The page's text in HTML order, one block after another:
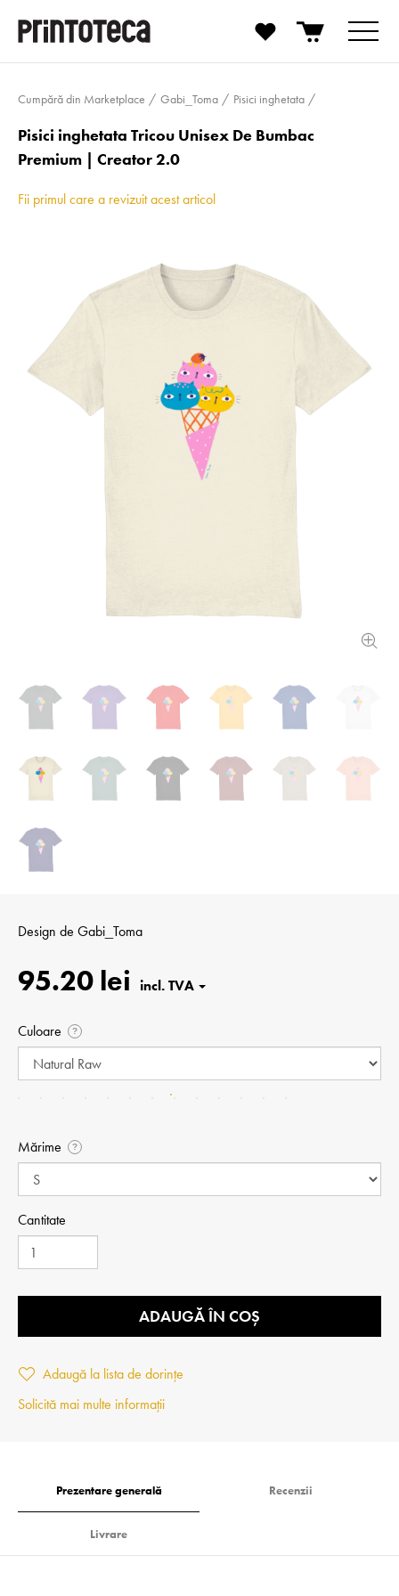
Cumpără din Marketplace Gabi_Toma Pisici inghetata
Pisici inghetata Tricou Unisex De Bumbac
Premium | Creator 2.0
Fii primul care a revizuit acest articol
Design de Gabi_Toma
95.20 lei
Culoare ?
Mărime ?
Cantitate
ADAUGĂ ÎN COȘ
Adaugă la lista de dorințe
Solicită mai multe informații
Prezentare generală Recenzii
Livrare